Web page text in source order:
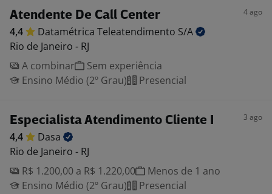
Atendente De Call Center 4 ago
4,4 Datamétrica Teleatendimento S/A
Rio de Janeiro - RJ
A combinar
Sem experiência
Ensino Médio (2º Grau)
Presencial
Especialista Atendimento Cliente I 3 ago
4,4
Dasa
Rio de Janeiro - RJ
R$ 1.200,00 a R$ 1.220,00
Menos de 1 ano
Ensino Médio (2º Grau)
Presencial